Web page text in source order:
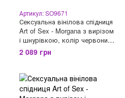
Артикул: SO9671
Сексуальна вінілова спідниця
Art of Sex - Morgana з вирізом
і шнурівкою, колір червоний,
розмір S
2 089 грн